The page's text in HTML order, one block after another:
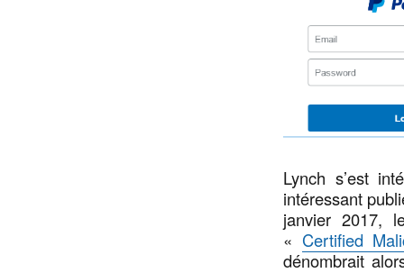
Lynch s’est
intéressant
janvier 2017,
« Certified
dénombrait